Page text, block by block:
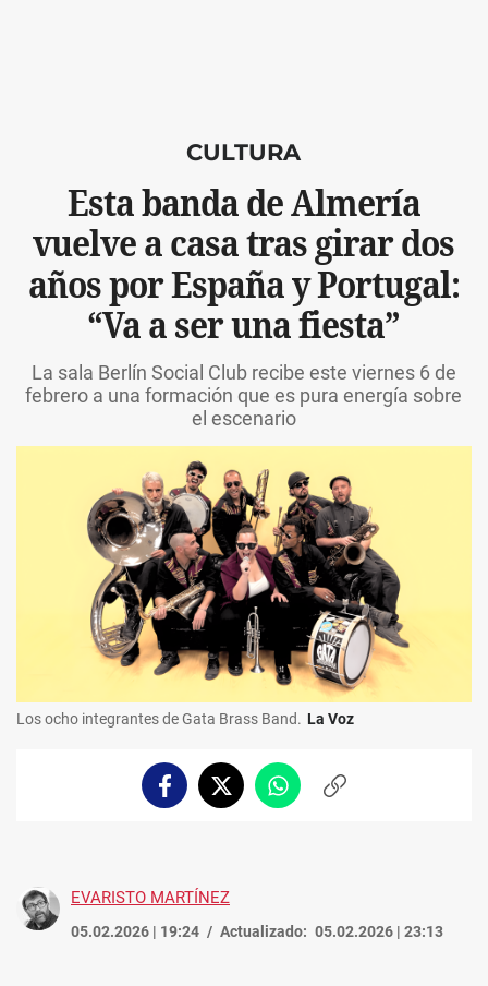
CULTURA
Esta banda de Almería
vuelve a casa tras girar dos
años por España y Portugal:
“Va a ser una fiesta”
La sala Berlín Social Club recibe este viernes 6 de
febrero a una formación que es pura energía sobre
el escenario
Los ocho integrantes de Gata Brass Band. La Voz
FacebookTwitterWhatsappCopiar
EVARISTO MARTÍNEZ
05.02.2026 | 19:24 Actualizado: 05.02.2026 | 23:13